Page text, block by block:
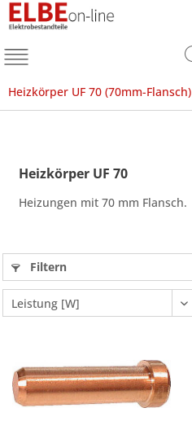
Heizkörper UF 70 (70mm-Flansch)
Heizkörper UF 70
Heizungen mit 70 mm Flansch.
Filtern